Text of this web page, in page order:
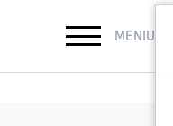
MENIU